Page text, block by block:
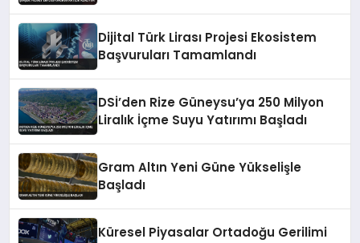
Dijital Türk Lirası Projesi Ekosistem
Başvuruları Tamamlandı
DSİ’den Rize Güneysu’ya 250 Milyon
Liralık İçme Suyu Yatırımı Başladı
Gram Altın Yeni Güne Yükselişle
Başladı
Küresel Piyasalar Ortadoğu Gerilimi